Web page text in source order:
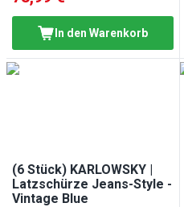
In den Warenkorb
(6 Stück) KARLOWSKY |
Latzschürze Jeans-Style -
Vintage Blue